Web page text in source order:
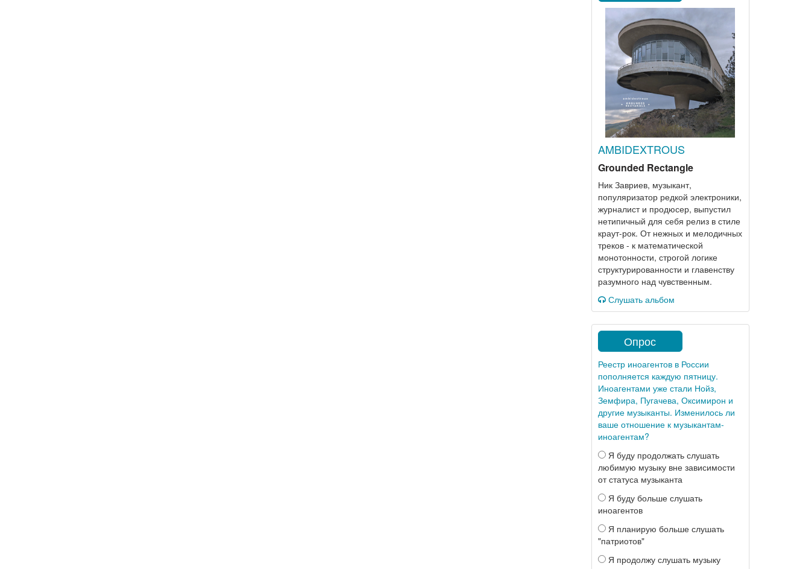
AMBIDEXTROUS
Grounded Rectangle
Ник Завриев, музыкант,
популяризатор редкой электроники,
журналист и продюсер, выпустил
нетипичный для себя релиз в стиле
краут-рок. От нежных и мелодичных
треков - к математической
монотонности, строгой логике
структурированности и главенству
разумного над чувственным.
Слушать альбом
Опрос
Реестр иноагентов в России
пополняется каждую пятницу.
Иноагентами уже стали Нойз,
Земфира, Пугачева, Оксимирон и
другие музыканты. Изменилось ли
ваше отношение к музыкантам-
иноагентам?
Я буду продолжать слушать
любимую музыку вне зависимости
от статуса музыканта
Я буду больше слушать
иноагентов
Я планирую больше слушать
"патриотов"
Я продолжу слушать музыку